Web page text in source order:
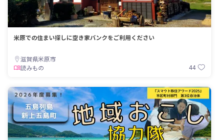
米原での住まい探しに空き家バンクをご利用ください
滋賀県米原市
読みもの
44